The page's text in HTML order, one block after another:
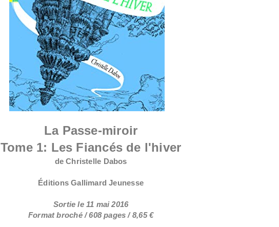
La Passe-miroir
Tome 1: Les Fiancés de l'hiver
de Christelle Dabos
Éditions Gallimard Jeunesse
Sortie le 11 mai 2016
Format broché / 608 pages / 8,65 €